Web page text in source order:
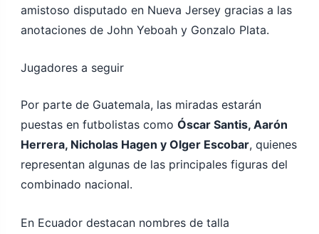
amistoso disputado en Nueva Jersey gracias a las
anotaciones de John Yeboah y Gonzalo Plata.
Jugadores a seguir
Por parte de Guatemala, las miradas estarán
puestas en futbolistas como Óscar Santis, Aarón
Herrera, Nicholas Hagen y Olger Escobar, quienes
representan algunas de las principales figuras del
combinado nacional.
En Ecuador destacan nombres de talla